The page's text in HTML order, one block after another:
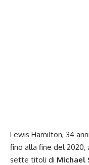
Lewis Hamilton, 34
fino alla fine del 2020,
sette titoli di Michael